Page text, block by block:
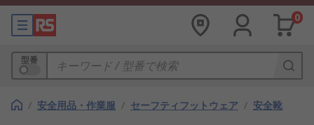
0
型番
/ 安全用品・作業服 / セーフティフットウェア / 安全靴